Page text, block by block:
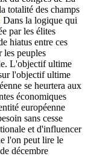
totalité des champs
Dans la logique qui
par les élites
hiatus entre ces
les peuples
L'objectif ultime
l'objectif ultime
se heurtera aux
économiques
européenne
sans cesse
et d'influencer
l'on peut lire le
décembre